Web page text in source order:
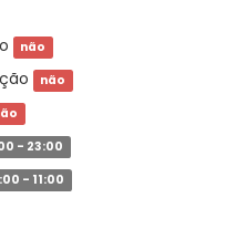
não
não
- 23:00
- 11:00